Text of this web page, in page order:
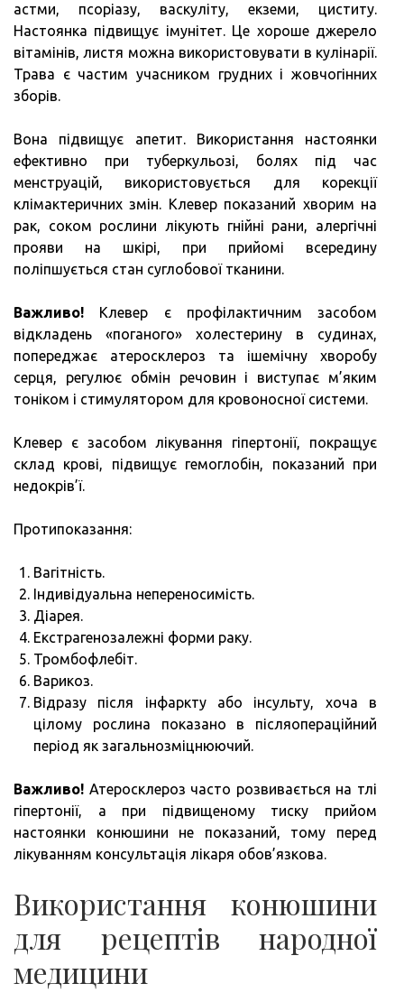
астми, псоріазу, васкуліту, екземи, циститу.
Настоянка підвищує імунітет. Це хороше джерело
вітамінів, листя можна використовувати в кулінарії.
Трава є частим учасником грудних і жовчогінних
зборів.
Вона підвищує апетит. Використання настоянки
ефективно при туберкульозі, болях під час
менструацій, використовується для корекції
клімактеричних змін. Клевер показаний хворим на
рак, соком рослини лікують гнійні рани, алергічні
прояви на шкірі, при прийомі всередину
поліпшується стан суглобової тканини.
Важливо! Клевер є профілактичним засобом
відкладень «поганого» холестерину в судинах,
попереджає атеросклероз та ішемічну хворобу
серця, регулює обмін речовин і виступає м’яким
тоніком і стимулятором для кровоносної системи.
Клевер є засобом лікування гіпертонії, покращує
склад крові, підвищує гемоглобін, показаний при
недокрів’ї.
Протипоказання:
Вагітність.
Індивідуальна непереносимість.
Діарея.
Екстрагенозалежні форми раку.
Тромбофлебіт.
Варикоз.
Відразу після інфаркту або інсульту, хоча в
цілому рослина показано в післяопераційний
період як загальнозміцнюючий.
Важливо! Атеросклероз часто розвивається на тлі
гіпертонії, а при підвищеному тиску прийом
настоянки конюшини не показаний, тому перед
лікуванням консультація лікаря обов’язкова.
Використання конюшини
для рецептів народної
медицини